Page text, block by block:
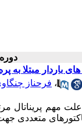
دوره ۷، شماره ۳ - (
، فرحناز
مهم پریناتال
فاکتورهای